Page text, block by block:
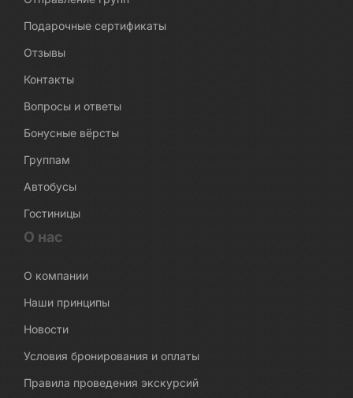
Подарочные сертификаты
Отзывы
Контакты
Вопросы и ответы
Бонусные вёрсты
Группам
Автобусы
Гостиницы
О нас
О компании
Наши принципы
Новости
Условия бронирования и оплаты
Правила проведения экскурсий